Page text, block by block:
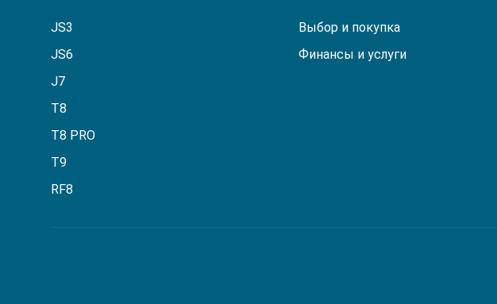
JS3
JS6
J7
T8
T8 PRO
T9
RF8
Выбор и покупка
Финансы и услуги